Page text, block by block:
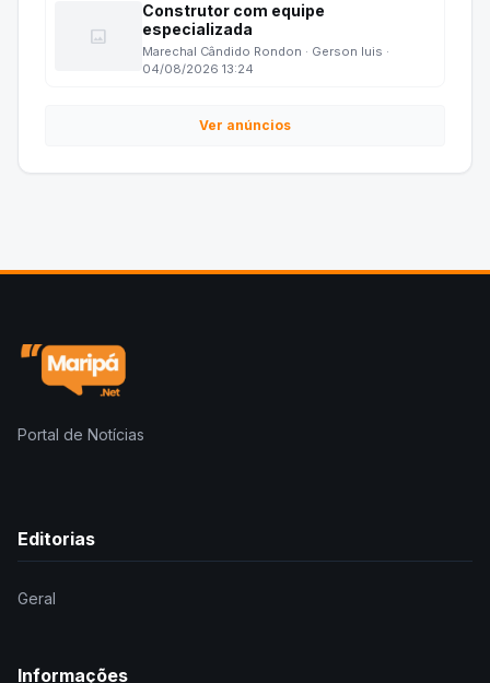
image
Construtor com equipe
especializada
Marechal Cândido Rondon · Gerson luis ·
04/08/2026 13:24
Ver anúncios
Portal de Notícias
Editorias
Geral
Informações